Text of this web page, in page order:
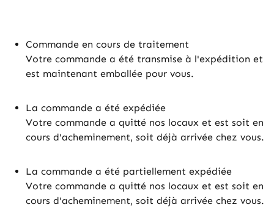
Commande en cours de traitement
Votre commande a été transmise à l'expédition et
est maintenant emballée pour vous.
La commande a été expédiée
Votre commande a quitté nos locaux et est soit en
cours d'acheminement, soit déjà arrivée chez vous.
La commande a été partiellement expédiée
Votre commande a quitté nos locaux et est soit en
cours d'acheminement, soit déjà arrivée chez vous.